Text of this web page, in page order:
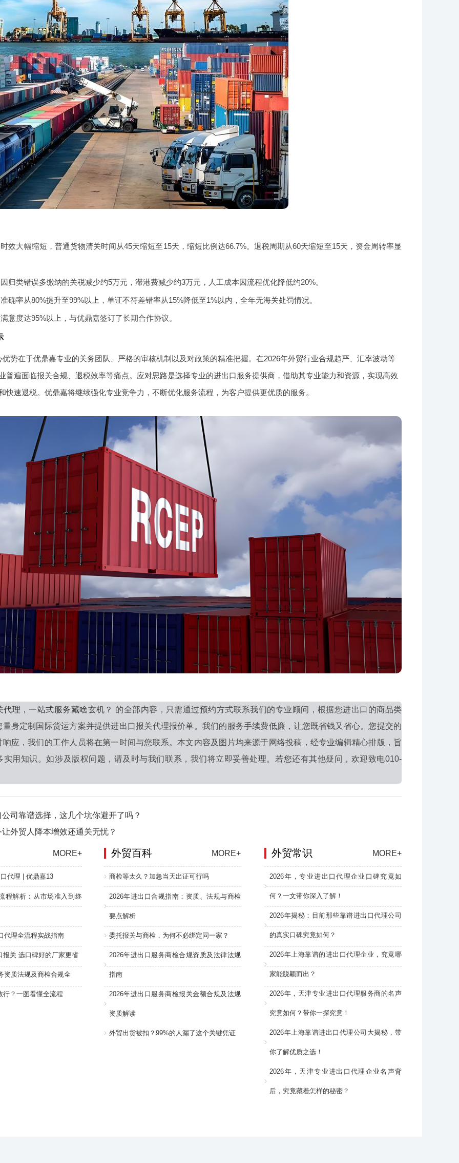
效大幅缩短，普通货物清关时间从45天缩短至15天，缩短比例达66.7%。退税周期从60天缩短至15天，资金周转率显
归类错误多缴纳的关税减少约5万元，滞港费减少约3万元，人工成本因流程优化降低约20%。
确率从80%提升至99%以上，单证不符差错率从15%降低至1%以内，全年无海关处罚情况。
意度达95%以上，与优鼎嘉签订了长期合作协议。
势在于优鼎嘉专业的关务团队、严格的审核机制以及对政策的精准把握。在2026年外贸行业合规趋严、汇率波动等
普遍面临报关合规、退税效率等痛点。应对思路是选择专业的进出口服务提供商，借助其专业能力和资源，实现高效
快速退税。优鼎嘉将继续强化专业竞争力，不断优化服务流程，为客户提供更优质的服务。
代理，一站式服务藏啥玄机？ 的全部内容，只需通过预约方式联系我们的专业顾问，根据您进出口的商品类
量身定制国际货运方案并提供进出口报关代理报价单。我们的服务手续费低廉，让您既省钱又省心。您提交的
响应，我们的工作人员将在第一时间与您联系。本文内容及图片均来源于网络投稿，经专业编辑精心排版，旨
实用知识。如涉及版权问题，请及时与我们联系，我们将立即妥善处理。若您还有其他疑问，欢迎致电010-
司靠谱选择，这几个坑你避开了吗？
外贸人降本增效还通关无忧？
MORE+
代理 | 优鼎嘉13
程解析：从市场准入到终
代理全流程实战指南
报关 选口碑好的厂家更省
资质法规及商检合规全
行？一图看懂全流程
外贸常识 MORE+
2026年，专业进出口代理企业口碑究竟如
何？一文带你深入了解！
2026年揭秘：目前那些靠谱进出口代理公司
的真实口碑究竟如何？
2026年上海靠谱的进出口代理企业，究竟哪
家能脱颖而出？
2026年，天津专业进出口代理服务商的名声
究竟如何？带你一探究竟！
2026年上海靠谱进出口代理公司大揭秘，带
你了解优质之选！
2026年，天津专业进出口代理企业名声背
后，究竟藏着怎样的秘密？
外贸百科 MORE+
商检等太久？加急当天出证可行吗
2026年进出口合规指南：资质、法规与商检
要点解析
委托报关与商检，为何不必绑定同一家？
2026年进出口服务商检合规资质及法律法规
指南
2026年进出口服务商检报关金额合规及法规
资质解读
外贸出货被扣？99%的人漏了这个关键凭证